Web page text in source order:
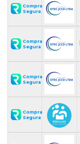
Compra
Segura
Compra
Segura
Compra
Segura
Compra
Segura